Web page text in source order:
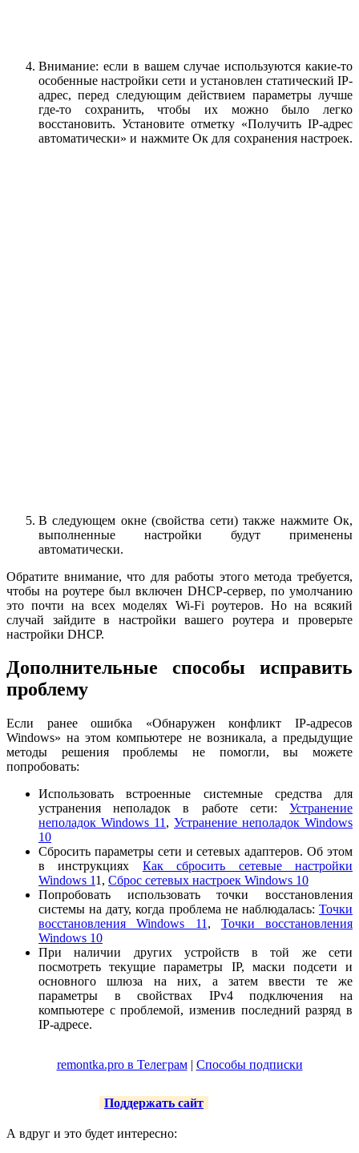
Внимание: если в вашем случае используются какие-то
особенные настройки сети и установлен статический IP-
адрес, перед следующим действием параметры лучше
где-то сохранить, чтобы их можно было легко
восстановить. Установите отметку «Получить IP-адрес
автоматически» и нажмите Ок для сохранения настроек.
В следующем окне (свойства сети) также нажмите Ок,
выполненные настройки будут применены
автоматически.
Обратите внимание, что для работы этого метода требуется,
чтобы на роутере был включен DHCP-сервер, по умолчанию
это почти на всех моделях Wi-Fi роутеров. Но на всякий
случай зайдите в настройки вашего роутера и проверьте
настройки DHCP.
Дополнительные способы исправить
проблему
Если ранее ошибка «Обнаружен конфликт IP-адресов
Windows» на этом компьютере не возникала, а предыдущие
методы решения проблемы не помогли, вы можете
попробовать:
Использовать встроенные системные средства для
устранения неполадок в работе сети: Устранение
неполадок Windows 11 , Устранение неполадок Windows
10
Сбросить параметры сети и сетевых адаптеров. Об этом
в инструкциях Как сбросить сетевые настройки
Windows 11, Сброс сетевых настроек Windows 10
Попробовать использовать точки восстановления
системы на дату, когда проблема не наблюдалась: Точки
восстановления Windows 11 , Точки восстановления
Windows 10
При наличии других устройств в той же сети
посмотреть текущие параметры IP, маски подсети и
основного шлюза на них, а затем ввести те же
параметры в свойствах IPv4 подключения на
компьютере с проблемой, изменив последний разряд в
IP-адресе.
remontka.pro в Телеграм| Способы подписки
Поддержать сайт
А вдруг и это будет интересно: